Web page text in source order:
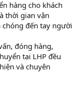
hàng cho khách
thời gian vận
đến tay người
đóng hàng,
tại LHP đều
và chuyên